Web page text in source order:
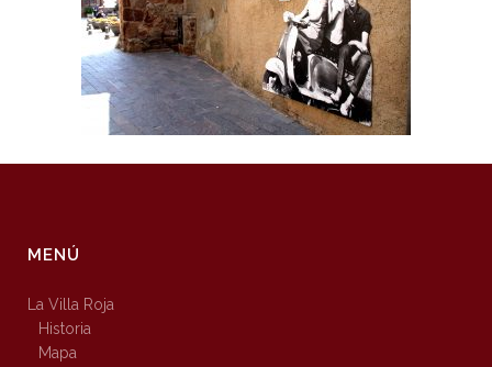
MENÚ
La Villa Roja
Historia
Mapa